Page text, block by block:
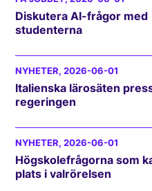
Diskutera AI-frågor med
studenterna
NYHETER, 2026-06-01
Italienska lärosäten
regeringen
NYHETER, 2026-06-01
Högskolefrågorna som
plats i valrörelsen